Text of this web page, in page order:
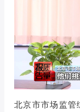
北京市市场监